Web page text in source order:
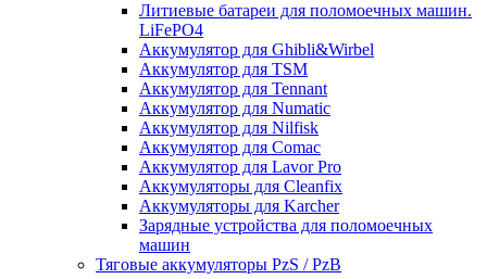
Литиевые батареи для поломоечных машин.
LiFePO4
Аккумулятор для Ghibli&Wirbel
Аккумулятор для TSM
Аккумулятор для Tennant
Аккумулятор для Numatic
Аккумулятор для Nilfisk
Аккумулятор для Comac
Аккумулятор для Lavor Pro
Аккумуляторы для Cleanfix
Аккумуляторы для Karcher
Зарядные устройства для поломоечных
машин
Тяговые аккумуляторы PzS / PzB